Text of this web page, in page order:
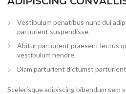
Vestibulum penatibus nunc dui
parturient suspendisse.
Abitur parturient praesent lectus
vestibulum hendre.
Diam parturient dictumst
Scelerisque adipiscing bibendum sem